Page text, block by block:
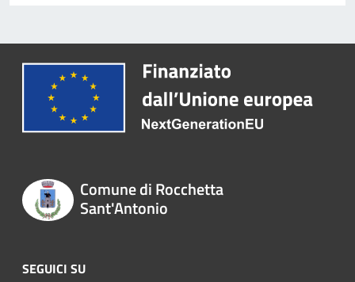
Comune di Rocchetta
Sant'Antonio
SEGUICI SU